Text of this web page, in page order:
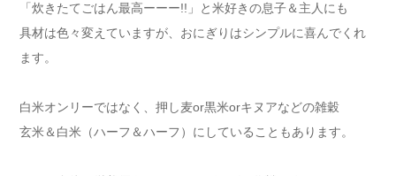
「炊きたてごはん最高ーーー!!」と米好きの息子＆主人にも
具材は色々変えていますが、おにぎりはシンプルに喜んでくれ
ます。
白米オンリーではなく、押し麦or黒米orキヌアなどの雑穀
玄米＆白米（ハーフ＆ハーフ）にしていることもあります。